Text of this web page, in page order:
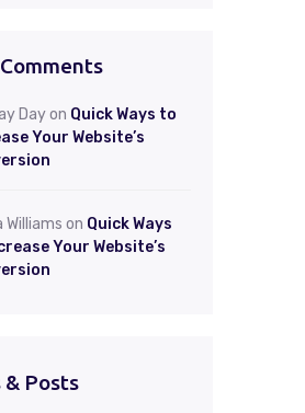
Dayon Quick Ways to
Your Website’s
Williams on Quick Ways
Your Website’s
Posts